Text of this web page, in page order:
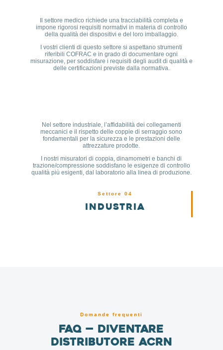
Il settore medico richiede una tracciabilità completa e
impone rigorosi requisiti normativi in materia di controllo
della qualità dei dispositivi e del loro imballaggio.
I vostri clienti di questo settore si aspettano strumenti
riferibili COFRAC e in grado di documentare ogni
misurazione, per soddisfare i requisiti degli audit di qualità e
delle certificazioni previste dalla normativa.
Nel settore industriale, l’affidabilità dei collegamenti
meccanici e il rispetto delle coppie di serraggio sono
fondamentali per la sicurezza e le prestazioni delle
attrezzature prodotte.
I nostri misuratori di coppia, dinamometri e banchi di
trazione/compressione soddisfano le esigenze di controllo
qualità più esigenti, dal laboratorio alla linea di produzione.
Settore 04
Industria
Domande frequenti
FAQ — Diventare
distributore ACRN